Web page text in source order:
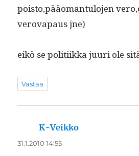
poisto,pääomantulojen
verova­paus jne)
eikö se poli­ti­ik­ka juuri ole
Vastaa
K-Veikko
31.1.2010 14:55